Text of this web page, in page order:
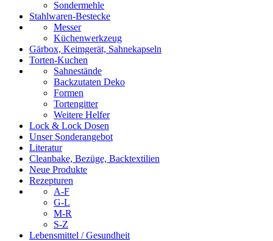
Sondermehle
Stahlwaren-Bestecke
Messer
Küchenwerkzeug
Gärbox, Keimgerät, Sahnekapseln
Torten-Kuchen
Sahnestände
Backzutaten Deko
Formen
Tortengitter
Weitere Helfer
Lock & Lock Dosen
Unser Sonderangebot
Literatur
Cleanbake, Bezüge, Backtextilien
Neue Produkte
Rezepturen
A-F
G-L
M-R
S-Z
Lebensmittel / Gesundheit